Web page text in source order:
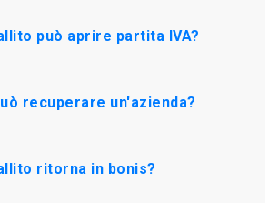
può aprire partita IVA?
recuperare un'azienda?
ritorna in bonis?